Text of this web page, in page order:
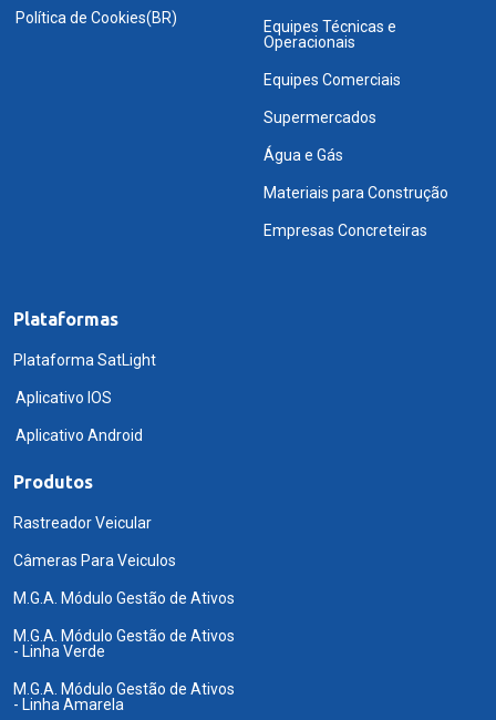
Política de Cookies(BR)
Equipes Técnicas e
Operacionais
Equipes Comerciais
Supermercados
Água e Gás
Materiais para Construção
Empresas Concreteiras
Plataformas
Plataforma SatLight
Aplicativo IOS
Aplicativo Android
Produtos
Rastreador Veicular
Câmeras Para Veiculos
M.G.A. Módulo Gestão de Ativos
M.G.A. Módulo Gestão de Ativos
- Linha Verde
M.G.A. Módulo Gestão de Ativos
- Linha Amarela